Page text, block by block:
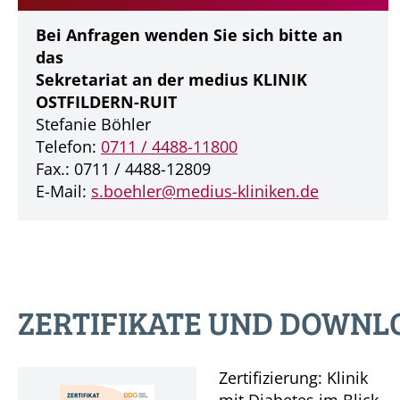
Bei Anfragen wenden Sie sich bitte an
das
Sekretariat an der medius KLINIK
OSTFILDERN-RUIT
Stefanie Böhler
Telefon: 0711 / 4488-11800
Fax.: 0711 / 4488-12809
E-Mail: s.boehler@medius-kliniken.de
ZERTIFIKATE UND
Zertifizierung: Klinik